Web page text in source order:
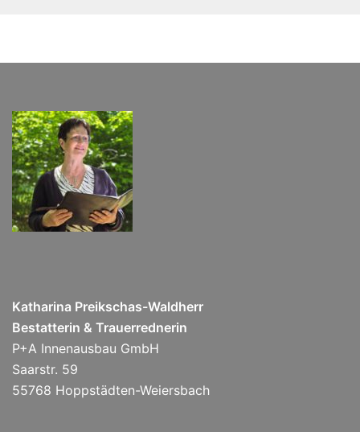
Katharina Preikschas-Waldherr
Bestatterin & Trauerrednerin
P+A Innenausbau GmbH
Saarstr. 59
55768 Hoppstädten-Weiersbach